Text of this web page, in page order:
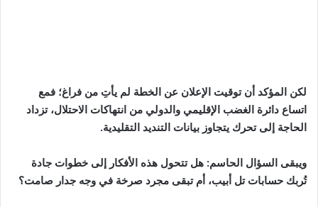
لكن المؤكد أن توقيت الإعلان عن الخطة لم يأتِ من فراغ؛ فمع
اتساع دائرة الغضب الإقليمي والدولي من انتهاكات الاحتلال، تزداد
الحاجة إلى تحرك يتجاوز بيانات التنديد التقليدية.
ويبقى السؤال الحاسم: هل تتحول هذه الأفكار إلى خطوات جادة
تُربك حسابات تل أبيب، أم تبقى مجرد صرخة في وجه جدار صامت؟